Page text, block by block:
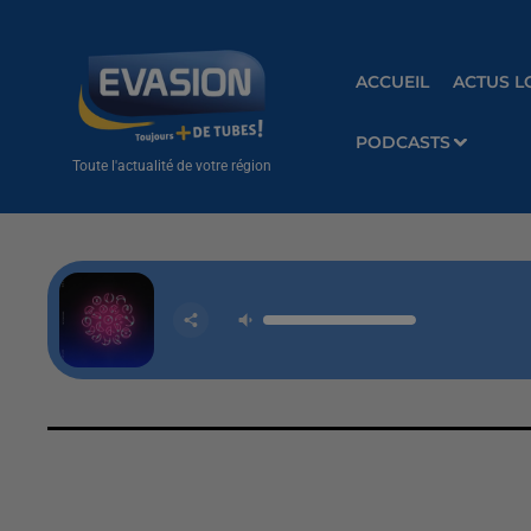
Toute l'actualité de votre région
ACCUEIL ACTUS
PODCASTS